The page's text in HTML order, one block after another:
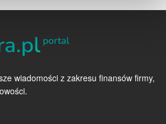
wiadomości z zakresu finansów firmy,